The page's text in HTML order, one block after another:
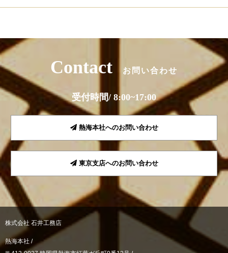
Contact お問い合わせ
受付時間/ 8:00~17:00
熱海本社へのお問い合わせ
東京支店へのお問い合わせ
株式会社 石井工務店
熱海本社 /